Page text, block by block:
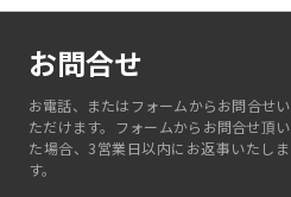
お問合せ
お電話、またはフォームからお問合せい
ただけます。フォームからお問合せ頂い
た場合、3営業日以内にお返事いたしま
す。